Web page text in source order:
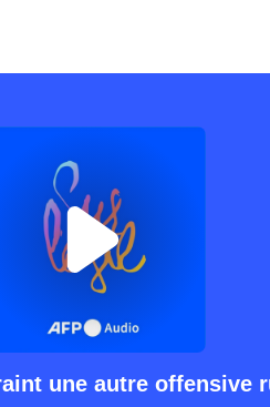
une autre offensive